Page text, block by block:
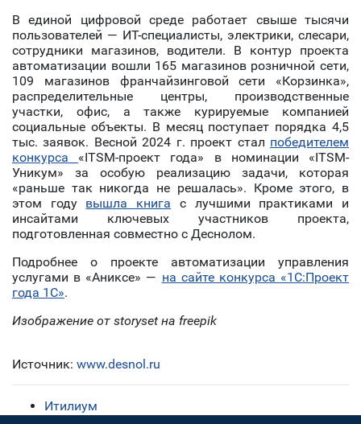
В единой цифровой среде работает свыше тысячи
пользователей — ИТ-специалисты, электрики, слесари,
сотрудники магазинов, водители. В контур проекта
автоматизации вошли 165 магазинов розничной сети,
109 магазинов франчайзинговой сети «Корзинка»,
распределительные центры, производственные
участки, офис, а также курируемые компанией
социальные объекты. В месяц поступает порядка 4,5
тыс. заявок. Весной 2024 г. проект стал победителем
конкурса «ITSM-проект года» в номинации «ITSM-
Уникум» за особую реализацию задачи, которая
«раньше так никогда не решалась». Кроме этого, в
этом году вышла книга с лучшими практиками и
инсайтами ключевых участников проекта,
подготовленная совместно с Деснолом.
Подробнее о проекте автоматизации управления
услугами в «Аниксе» — на сайте конкурса «1С:Проект
года 1С».
Изображение от storyset на freepik
Источник: www.desnol.ru
Итилиум